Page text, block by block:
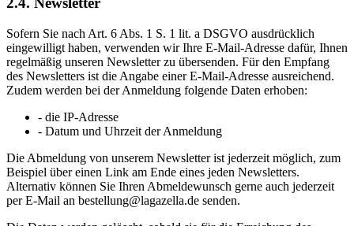
Sofern Sie nach Art. 6 Abs. 1 S. 1 lit. a DSGVO ausdrücklich
eingewilligt haben, verwenden wir Ihre E-Mail-Adresse dafür, Ihnen
regelmäßig unseren Newsletter zu übersenden. Für den Empfang
des Newsletters ist die Angabe einer E-Mail-Adresse ausreichend.
Zudem werden bei der Anmeldung folgende Daten erhoben:
- die IP-Adresse
- Datum und Uhrzeit der Anmeldung
Die Abmeldung von unserem Newsletter ist jederzeit möglich, zum
Beispiel über einen Link am Ende eines jeden Newsletters.
Alternativ können Sie Ihren Abmeldewunsch gerne auch jederzeit
per E-Mail an bestellung@lagazella.de senden.